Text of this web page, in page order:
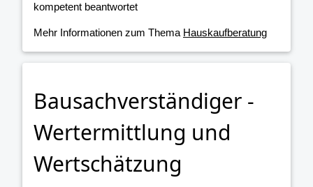
kompetent beantwortet
Mehr Informationen zum Thema Hauskaufberatung
Bausachverständiger -
Wertermittlung und
Wertschätzung